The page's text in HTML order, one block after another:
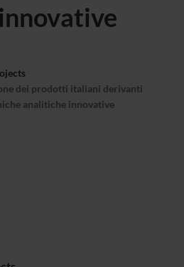
dei prodotti italiani derivanti
analitiche innovative